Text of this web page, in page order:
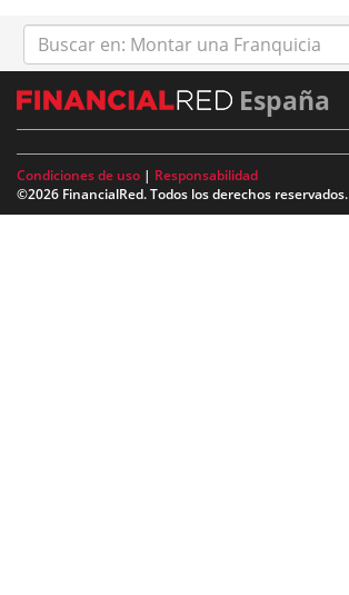
Buscar
en:
España
Condiciones de uso | Responsabilidad
©2026 FinancialRed. Todos los derechos reservados.